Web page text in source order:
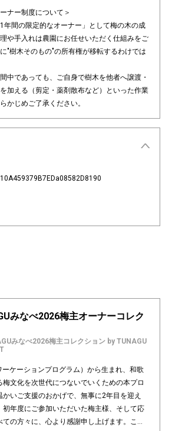
ナー制度について＞
年間の限定的なオーナー」として梅の木の成
や手入れは農園にお任せいただく仕組みをご
"樹木そのもの"の所有権が移転するわけでは
中であっても、ご自身で樹木を他者へ譲渡・
加える（剪定・薬剤散布など）といった作業
かじめご了承ください。
みなべ2026梅主オーナーコレク
みなべ2026梅主コレクション by TUNAGU
ーケーションプログラム）から生まれ、和歌
梅文化を次世代につないでいくための本プロ
いご支援のおかげで、無事に2年目を迎え
初年度にご参加いただいた梅主様、そして応
の方々に、心より感謝申し上げます。この